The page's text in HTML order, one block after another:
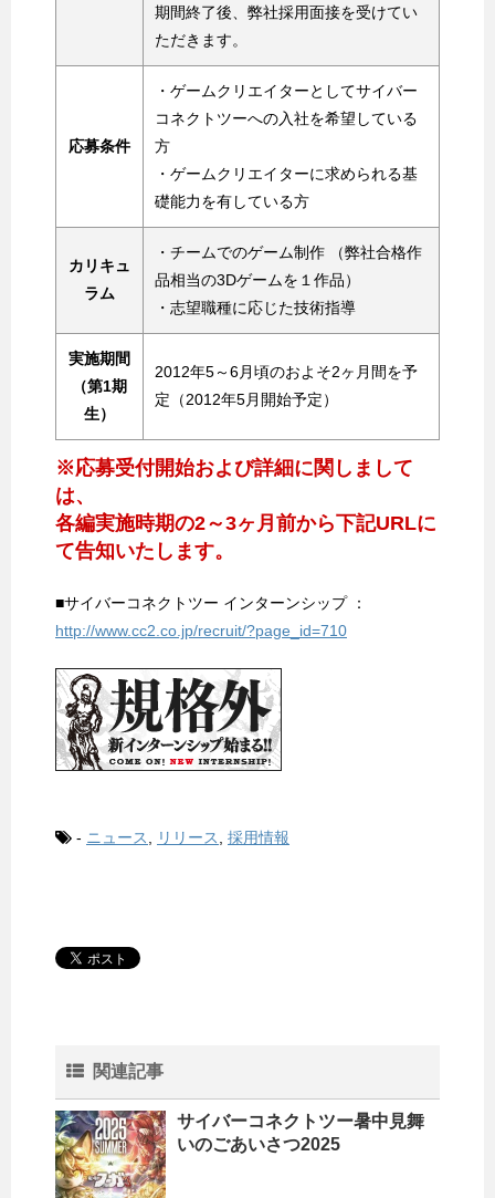
期間終了後、弊社採用面接を受けてい
ただきます。
応募条件
・ゲームクリエイターとしてサイバー
コネクトツーへの入社を希望している
方
・ゲームクリエイターに求められる基
礎能力を有している方
カリキュ
ラム
・チームでのゲーム制作 （弊社合格作
品相当の3Dゲームを１作品）
・志望職種に応じた技術指導
実施期間
（第1期
生）
2012年5～6月頃のおよそ2ヶ月間を予
定（2012年5月開始予定）
※応募受付開始および詳細に関しまして
は、
各編実施時期の2～3ヶ月前から下記URLに
て告知いたします。
■サイバーコネクトツー インターンシップ ：
http://www.cc2.co.jp/recruit/?page_id=710
- ニュース リリース 採用情報
関連記事
サイバーコネクトツー暑中見舞
いのごあいさつ2025